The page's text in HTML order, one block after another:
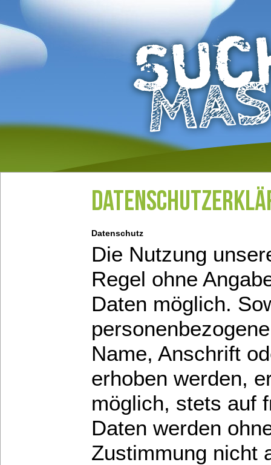
Datenschutz
Die Nutzung
Regel ohne
Daten möglich.
Name, Anschrift
erhoben werden,
möglich, stets auf
Daten werden
Zustimmung nicht